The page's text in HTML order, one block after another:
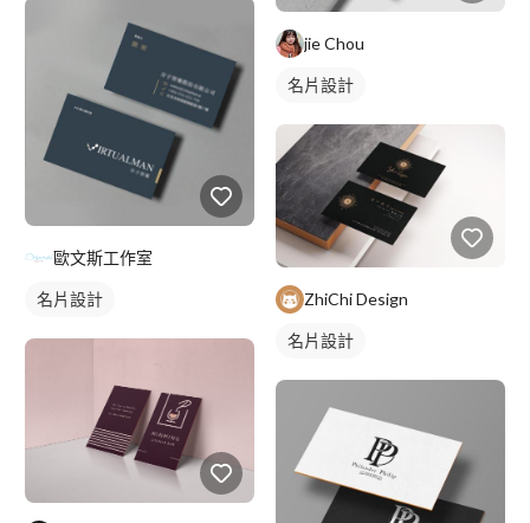
歐文斯工作室
名片設計
jie Chou
名片設計
ZhiChi Design
名片設計